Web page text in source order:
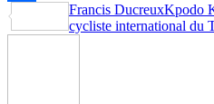
Partager
Francis DucreuxKpodo
cycliste international du